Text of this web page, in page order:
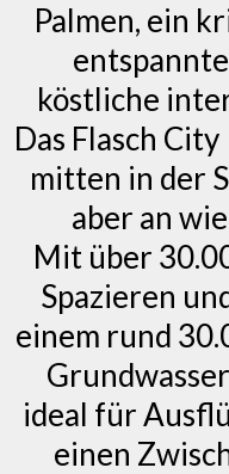
Palmen, ein
köstliche
Das Flasch
mitten in der
aber an
Mit über
Spazieren
einem rund
ideal für
einen